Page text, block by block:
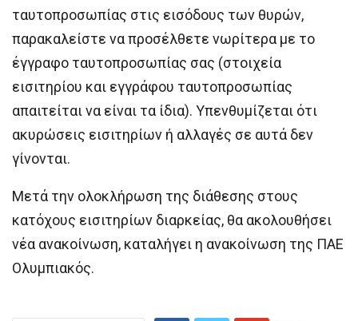
ταυτοπροσωπίας στις εισόδους των θυρών,
παρακαλείστε να προσέλθετε νωρίτερα με το
έγγραφο ταυτοπροσωπίας σας (στοιχεία
εισιτηρίου και εγγράφου ταυτοπροσωπίας
απαιτείται να είναι τα ίδια). Υπενθυμίζεται ότι
ακυρώσεις εισιτηρίων ή αλλαγές σε αυτά δεν
γίνονται.
Μετά την ολοκλήρωση της διάθεσης στους
κατόχους εισιτηρίων διαρκείας, θα ακολουθήσει
νέα ανακοίνωση, καταλήγει η ανακοίνωση της ΠΑΕ
Ολυμπιακός.